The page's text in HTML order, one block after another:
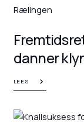
danner
LEES